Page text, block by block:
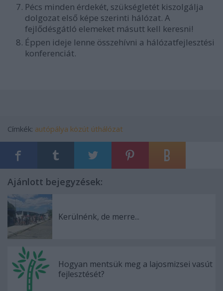
Pécs minden érdekét, szükségletét kiszolgálja
dolgozat első képe szerinti hálózat. A
fejlődésgátló elemeket másutt kell keresni!
Éppen ideje lenne összehívni a hálózatfejlesztési
konferenciát.
Címkék: autópálya közút úthálózat
Ajánlott bejegyzések:
Kerülnénk, de merre...
Hogyan mentsük meg a lajosmizsei vasút
fejlesztését?